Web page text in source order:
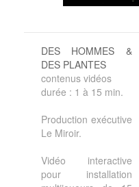
DES HOMMES &
DES PLANTES
contenus vidéos
durée : 1 à 15 min.
Production exécutive
Le Miroir.
Vidéo interactive
pour installation